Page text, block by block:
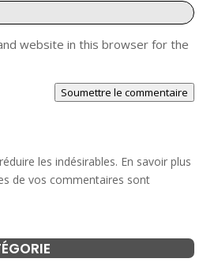
website in this browser for the
Soumettre le commentaire
les indésirables. En savoir plus
de vos commentaires sont